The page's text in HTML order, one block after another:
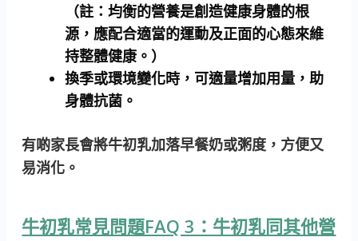
（註：均衡的營養是創造健康身體的根
源，應配合適當的運動及正面的心態來維
持整體健康。）
換季或環境變化時，可適量增加用量，助
身體抗菌。
有啲家長會將牛初乳加落早餐奶或粥度，方便又
易消化。
牛初乳常見問題FAQ 3：牛初乳同其他營